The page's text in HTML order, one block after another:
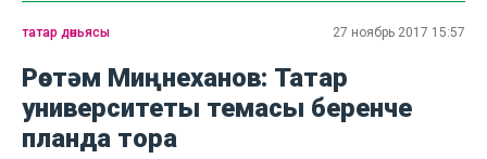
татар дөньясы 27 ноябрь 2017 15:57
Рөстәм Миңнеханов: Татар
университеты темасы беренче
планда тора